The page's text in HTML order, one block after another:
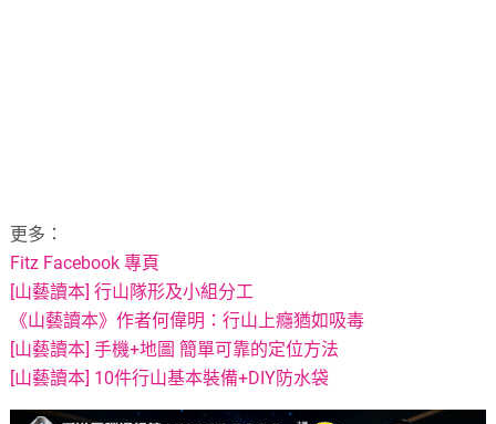
更多：
Fitz Facebook 專頁
[山藝讀本] 行山隊形及小組分工
《山藝讀本》作者何偉明：行山上癮猶如吸毒
[山藝讀本] 手機+地圖 簡單可靠的定位方法
[山藝讀本] 10件行山基本裝備+DIY防水袋